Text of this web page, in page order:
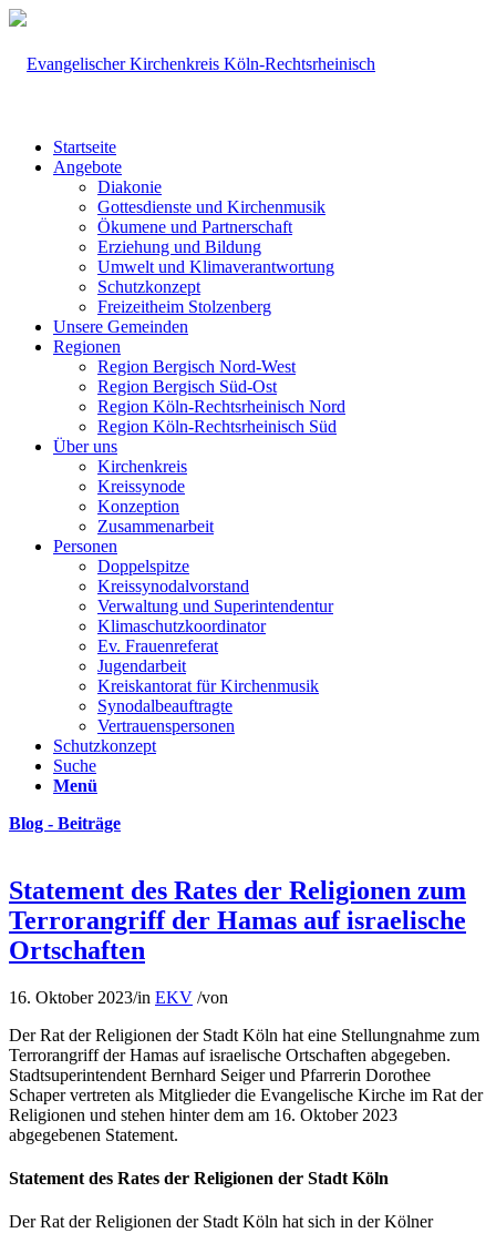
Startseite
Angebote
Diakonie
Gottesdienste und Kirchenmusik
Ökumene und Partnerschaft
Erziehung und Bildung
Umwelt und Klimaverantwortung
Schutzkonzept
Freizeitheim Stolzenberg
Unsere Gemeinden
Regionen
Region Bergisch Nord-West
Region Bergisch Süd-Ost
Region Köln-Rechtsrheinisch Nord
Region Köln-Rechtsrheinisch Süd
Über uns
Kirchenkreis
Kreissynode
Konzeption
Zusammenarbeit
Personen
Doppelspitze
Kreissynodalvorstand
Verwaltung und Superintendentur
Klimaschutzkoordinator
Ev. Frauenreferat
Jugendarbeit
Kreiskantorat für Kirchenmusik
Synodalbeauftragte
Vertrauenspersonen
Schutzkonzept
Suche
Menü
Blog - Beiträge
Statement des Rates der Religionen zum
Terrorangriff der Hamas auf israelische
Ortschaften
16. Oktober 2023/in EKV /von
Der Rat der Religionen der Stadt Köln hat eine Stellungnahme zum
Terrorangriff der Hamas auf israelische Ortschaften abgegeben.
Stadtsuperintendent Bernhard Seiger und Pfarrerin Dorothee
Schaper vertreten als Mitglieder die Evangelische Kirche im Rat der
Religionen und stehen hinter dem am 16. Oktober 2023
abgegebenen Statement.
Statement des Rates der Religionen der Stadt Köln
Der Rat der Religionen der Stadt Köln hat sich in der Kölner